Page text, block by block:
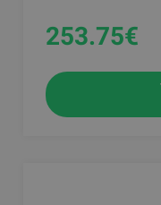
253.75€